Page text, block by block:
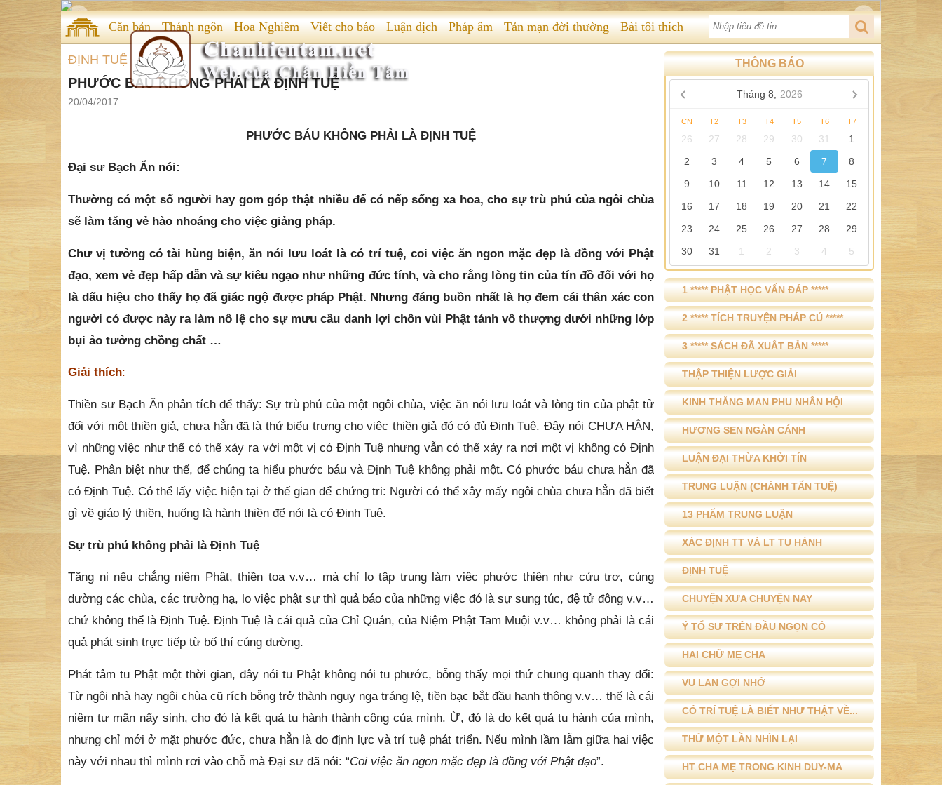
Căn bản Thánh ngôn Hoa Nghiêm Viết cho báo Luận dịch Pháp âm Tản mạn đời thường Bài tôi thích
ĐỊNH TUỆ
PHƯỚC BÁU KHÔNG PHẢI LÀ ĐỊNH TUỆ
20/04/2017
PHƯỚC BÁU KHÔNG PHẢI LÀ ĐỊNH TUỆ
Đại sư Bạch Ẩn nói:
Thường có một số người hay gom góp thật nhiều để có nếp sống xa hoa, cho sự trù phú của ngôi chùa
sẽ làm tăng vẻ hào nhoáng cho việc giảng pháp.
Chư vị tưởng có tài hùng biện, ăn nói lưu loát là có trí tuệ, coi việc ăn ngon mặc đẹp là đồng với Phật
đạo, xem vẻ đẹp hấp dẫn và sự kiêu ngạo như những đức tính, và cho rằng lòng tin của tín đồ đối với họ
là dấu hiệu cho thấy họ đã giác ngộ được pháp Phật. Nhưng đáng buồn nhất là họ đem cái thân xác con
người có được này ra làm nô lệ cho sự mưu cầu danh lợi chôn vùi Phật tánh vô thượng dưới những lớp
bụi ảo tưởng chồng chất …
Giải thích:
Thiền sư Bạch Ẩn phân tích để thấy: Sự trù phú của một ngôi chùa, việc ăn nói lưu loát và lòng tin của phật tử
đối với một thiền giả, chưa hẳn đã là thứ biểu trưng cho việc thiền giả đó có đủ Định Tuệ. Đây nói CHƯA HẲN,
vì những việc như thế có thể xảy ra với một vị có Định Tuệ nhưng vẫn có thể xảy ra nơi một vị không có Định
Tuệ. Phân biệt như thế, để chúng ta hiểu phước báu và Định Tuệ không phải một. Có phước báu chưa hẳn đã
có Định Tuệ. Có thể lấy việc hiện tại ở thế gian để chứng tri: Người có thể xây mấy ngôi chùa chưa hẳn đã biết
gì về giáo lý thiền, huống là hành thiền để nói là có Định Tuệ.
Sự trù phú không phải là Định Tuệ
Tăng ni nếu chẳng niệm Phật, thiền tọa v.v… mà chỉ lo tập trung làm việc phước thiện như cứu trợ, cúng
dường các chùa, các trường hạ, lo việc phật sự thì quả báo của những việc đó là sự sung túc, đệ tử đông v.v…
chứ không thể là Định Tuệ. Định Tuệ là cái quả của Chỉ Quán, của Niệm Phật Tam Muội v.v… không phải là cái
quả phát sinh trực tiếp từ bố thí cúng dường.
Phát tâm tu Phật một thời gian, đây nói tu Phật không nói tu phước, bỗng thấy mọi thứ chung quanh thay đổi:
Từ ngôi nhà hay ngôi chùa cũ rích bỗng trở thành nguy nga tráng lệ, tiền bạc bắt đầu hanh thông v.v… thế là cái
niệm tự mãn nẩy sinh, cho đó là kết quả tu hành thành công của mình. Ừ, đó là do kết quả tu hành của mình,
nhưng chỉ mới ở mặt phước đức, chưa hẳn là do định lực và trí tuệ phát triển. Nếu mình lầm lẫm giữa hai việc
này với nhau thì mình rơi vào chỗ mà Đại sư đã nói: “Coi việc ăn ngon mặc đẹp là đồng với Phật đạo”.
THÔNG BÁO
Tháng 8, 2026
CN T2 T3 T4 T5 T6 T7
26 27 28 29 30 31
1
2
3 4 5 6 7
8
9
10 11 12 13 14
15
16
17 18 19 20 21
22
23
24 25 26 27 28
29
30
31 1 2 3 4 5
1 ***** PHẬT HỌC VẤN ĐÁP *****
2 ***** TÍCH TRUYỆN PHÁP CÚ *****
3 ***** SÁCH ĐÃ XUẤT BẢN *****
THẬP THIỆN LƯỢC GIẢI
KINH THẮNG MAN PHU NHÂN HỘI
HƯƠNG SEN NGÀN CÁNH
LUẬN ĐẠI THỪA KHỞI TÍN
TRUNG LUẬN (CHÁNH TẤN TUỆ)
13 PHẨM TRUNG LUẬN
XÁC ĐỊNH TT VÀ LT TU HÀNH
ĐỊNH TUỆ
CHUYỆN XƯA CHUYỆN NAY
Ý TỔ SƯ TRÊN ĐẦU NGỌN CỎ
HAI CHỮ MẸ CHA
VU LAN GỢI NHỚ
CÓ TRÍ TUỆ LÀ BIẾT NHƯ THẬT VỀ...
THỬ MỘT LẦN NHÌN LẠI
HT CHA MẸ TRONG KINH DUY-MA